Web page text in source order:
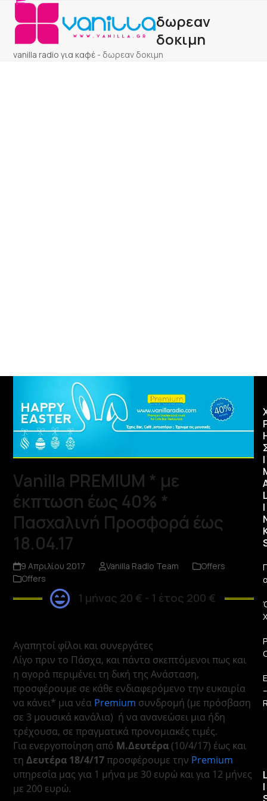
Skip
content
Open
mobile
menu
Close
mobile
menu
δωρεαν
δοκιμη
vanilla radio για καφέ - δωρεαν δοκιμη
Vanilla PREMIUM * με
έκπτωση έως 40% *
Πασχαλινή Προσφορά έως
18.04.17
9 Απριλίου 2017 Vanilla Radio Team
Offers
Offers
1 μήνας 20 € - 1 έτος 200 €
Αγαπητοί φίλοι και συνεργάτες
Λίγο πριν το Πάσχα, και πάντα σκεπτόμενοι πως και
η αγορά περιμένει τη δική της Ανάσταση,
προσφέρουμε σε κάθε ενδιαφερόμενο την ευκαιρία
να κάνει* μια νέα Premium συνδρομή (με πρόσβαση
σε 3 μουσικά κανάλια) ή να ανανεώσει μια ήδη
τρέχουσα, σε πραγματικά προνομιακές τιμές.
Για ενεργοποίηση από Μ.Δευτέρα (10/4/17) έως και
τηΔευτέρα 18/4/17προσφέρουμε την Premium
υπηρεσία μας για 1 μήνα με 30 ευρώ και για 12 μήνες
με 200 ευρώ.
Ι
I
–
I